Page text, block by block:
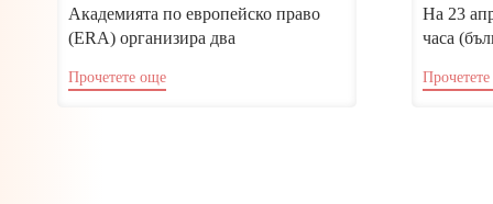
дела в ЕС – Мадрид (23-25
септември 2026 г.) и Брюксел
Академията по европейско право
(ERA) организира два
рамките на проекта „Обучение...
Прочетете още
На 23
часа